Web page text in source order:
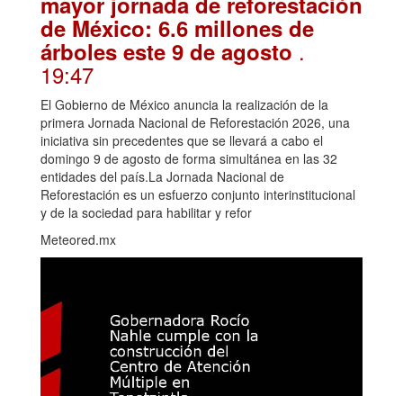
de México: 6.6 millones de
árboles este 9 de agosto .
19:47
El Gobierno de México anuncia la realización de la
primera Jornada Nacional de Reforestación 2026, una
iniciativa sin precedentes que se llevará a cabo el
domingo 9 de agosto de forma simultánea en las 32
entidades del país.La Jornada Nacional de
Reforestación es un esfuerzo conjunto interinstitucional
y de la sociedad para habilitar y refor
Meteored.mx